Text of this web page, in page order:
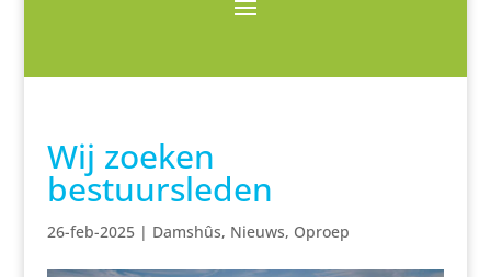
Wij zoeken
bestuursleden
26-feb-2025| Damshûs, Nieuws, Oproep